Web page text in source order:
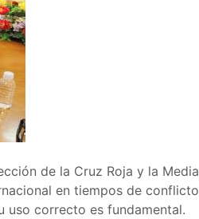
de la Cruz Roja y la Media
en tiempos de conflicto
uso correcto es fundamental.